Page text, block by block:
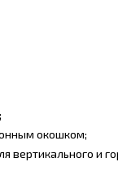
окошком;
вертикального и